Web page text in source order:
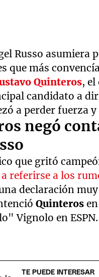
Russo asumiera
que más
Quinteros, el
candidato a
a perder fuerza
negó
que gritó
referirse a los
declaración
Quinteros
Vignolo en ESPN.
TE PUEDE INTERESAR